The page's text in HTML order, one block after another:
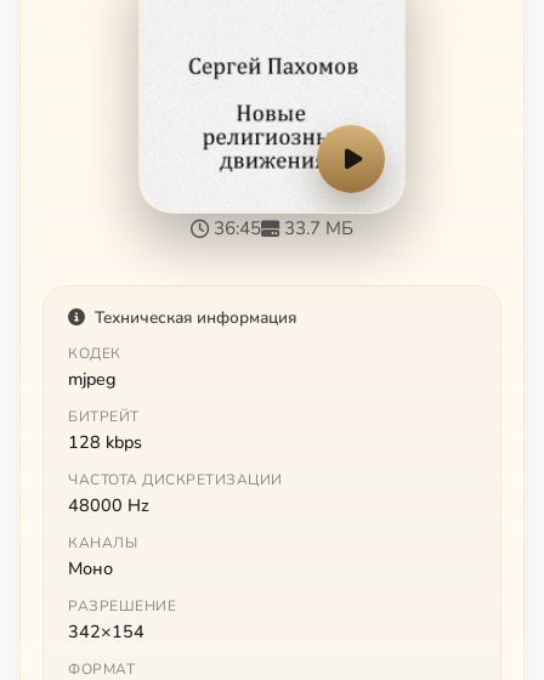
36:45 33.7 МБ
Техническая информация
КОДЕК
mjpeg
БИТРЕЙТ
128 kbps
ЧАСТОТА ДИСКРЕТИЗАЦИИ
48000 Hz
КАНАЛЫ
Моно
РАЗРЕШЕНИЕ
342×154
ФОРМАТ